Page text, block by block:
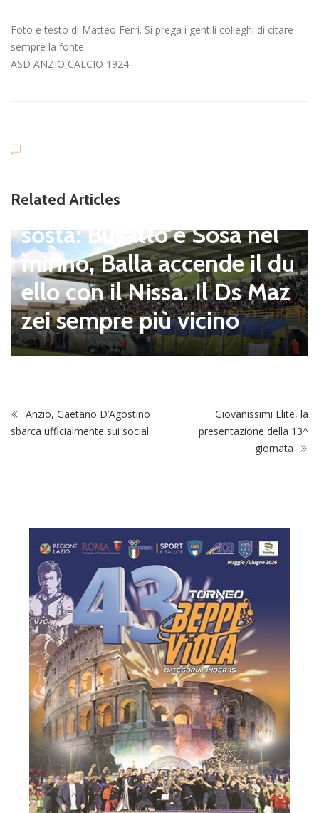
Foto e testo di Matteo Ferri. Si prega i gentili colleghi di citare
sempre la fonte.
ASD ANZIO CALCIO 1924
Related Articles
pagnano), mercato senza
sosta: Busatto e Sosa nel
mirino, Balla accende il du
ello con il Nissa. Il Ds Maz
zei sempre più vicino
Anzio, Gaetano D’Agostino
sbarca ufficialmente sui social
Giovanissimi Elite, la
presentazione della 13^
giornata